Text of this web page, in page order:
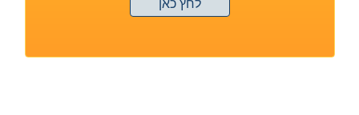
לחץ כאן